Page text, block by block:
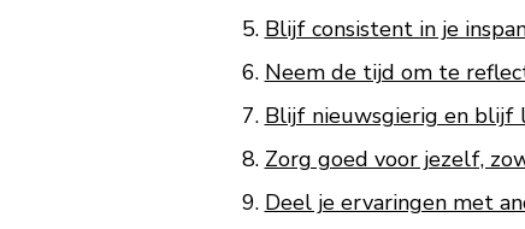
Blijf consistent in je
Neem de tijd om te
Blijf nieuwsgierig en blijf
Zorg goed voor jezelf,
Deel je ervaringen met